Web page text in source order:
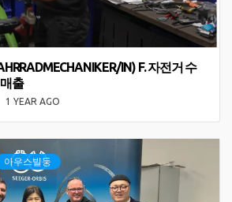
IN) F. 자전거 수
출
1 YEAR AGO
아우스빌둥